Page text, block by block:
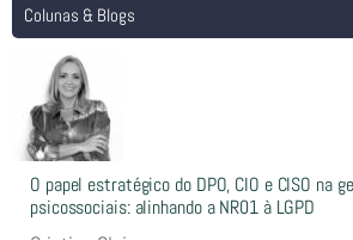
Colunas & Blogs
O papel estratégico do DPO, CIO e CISO na
psicossociais: alinhando a NR01 à LGPD